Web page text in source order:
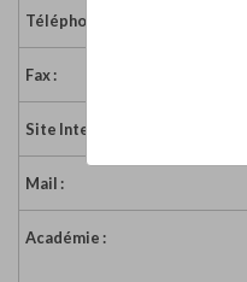
Téléphone :
Fax :
Site Internet :
Mail :
Académie :